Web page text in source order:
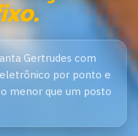
Gertrudes com
por ponto e
menor que um posto